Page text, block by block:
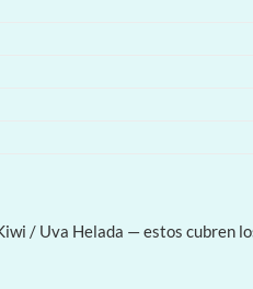
/ Uva Helada — estos cubren